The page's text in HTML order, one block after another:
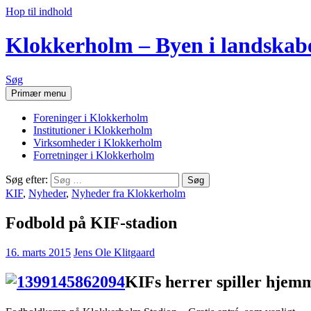
Hop til indhold
Klokkerholm – Byen i
Søg
Primær menu
Foreninger i Klokkerholm
Institutioner i Klokkerholm
Virksomheder i Klokkerholm
Forretninger i Klokkerholm
Søg efter:
KIF, Nyheder, Nyheder fra Klokkerholm
Fodbold på KIF-stadion
16. marts 2015 Jens Ole Klitgaard
KIFs herrer spiller